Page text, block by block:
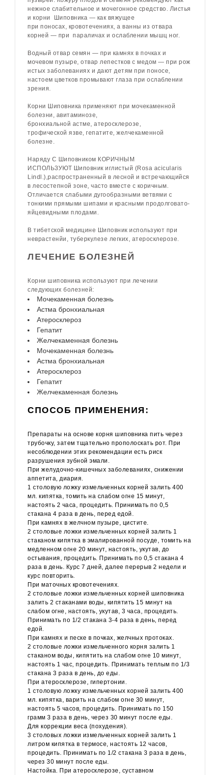
нежное слабительное и мочегонное средство. Листья
и корни
Шиповника — как вяжущее
при поносах, кровотечениях, а ванны из отвара
корней — при параличах и ослаблении мышц ног.
Водный отвар семян — при камнях в почках и
мочевом пузыре, отвар лепестков с медом — при рож
истых заболеваниях и дают детям при поносе,
настоем цветков промывают глаза при ослаблении
зрения.
Корни Шиповника применяют при мочекаменной
болезни, авитаминозе,
бронхиальной астме, атеросклерозе ,
трофической язве, гепатите, желчекаменной
болезне.
Наряду С Шиповником КОРИЧНЫМ
ИСПОЛЬЗУЮТ Шиповник иглистый (Rosa acicularis
Lindl.),распространенный в лесной и встречающийся
в лесостепной зоне, часто вместе с коричным.
Отличается слабыми дугообразными ветвями с
тонкими прямыми шипами и красными продолговато-
яйцевидными плодами.
В тибетской медицине Шиповник используют при
неврастенйи, туберкулезе легких, атеросклерозе.
ЛЕЧЕНИЕ БОЛЕЗНЕЙ
Корни шиповника используют при лечении
следующих болезней:
Мочекаменная болезнь
Астма бронхиальная
Атеросклероз
Гепатит
Желчекаменная болезнь
Мочекаменная болезнь
Астма бронхиальная
Атеросклероз
Гепатит
Желчекаменная болезнь
СПОСОБ ПРИМЕНЕНИЯ:
Препараты на основе корня шиповника пить через
трубочку, затем тщательно прополоскать рот. При
несоблюдении этих рекомендации есть риск
разрушения зубной эмали.
При желудочно-кишечных заболеваниях, снижении
аппетита, диария.
1 столовую ложку измельченных корней залить 400
мл. кипятка, томить на слабом огне 15 минут,
настоять 2 часа, процедить. Принимать по 0,5
стакана 4 раза в день, перед едой.
При камнях в желчном пузыре, цистите.
2 столовые ложки измельченных корней залить 1
стаканом кипятка в эмалированной посуде, томить на
медленном огне 20 минут, настоять, укутав, до
остывания, процедить. Принимать по 0,5 стакана 4
раза в день. Курс 7 дней, далее перерыв 2 недели и
курс повторить.
При маточных кровотечениях.
2 столовые ложки измельченных корней шиповника
залить 2 стаканами воды, кипятить 15 минут на
слабом огне, настоять, укутав, 3 часа, процедить.
Принимать по 1/2 стакана 3-4 раза в день, перед
едой.
При камнях и песке в почках, желчных протоках.
2 столовые ложки измельченного корня залить 1
стаканом воды, кипятить на слабом огне 10 минут,
настоять 1 час, процедить. Принимать теплым по 1/3
стакана 3 раза в день, до еды.
При атеросклерозе, гипертонии.
1 столовую ложку измельченных корней залить 400
мл. кипятка, варить на слабом огне 30 минут,
настоять 5 часов, процедить. Принимать по 150
грамм 3 раза в день, через 30 минут после еды.
Для коррекции веса (похудения).
3 столовых ложки измельченных корней залить 1
литром кипятка в термосе, настоять 12 часов,
процедить. Принимать по 1/2 стакана 3 раза в день,
через 30 минут после еды.
Настойка. При атеросклерозе, суставном